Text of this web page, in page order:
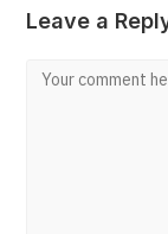
Leave a